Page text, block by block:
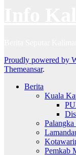
Proudly powered by
Themeansar.
Berita
Kuala
Palangka
Pemkab